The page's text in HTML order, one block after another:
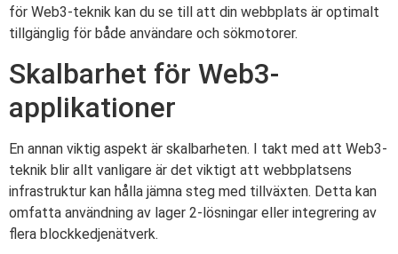
för Web3-teknik kan du se till att din webbplats är optimalt
tillgänglig för både användare och sökmotorer.
Skalbarhet för Web3-
applikationer
En annan viktig aspekt är skalbarheten. I takt med att Web3-
teknik blir allt vanligare är det viktigt att webbplatsens
infrastruktur kan hålla jämna steg med tillväxten. Detta kan
omfatta användning av lager 2-lösningar eller integrering av
flera blockkedjenätverk.